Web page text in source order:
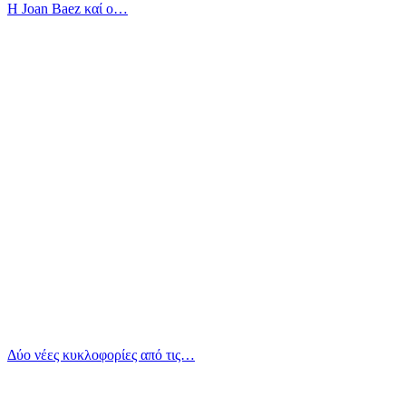
Η Joan Baez καί ο…
Δύο νέες κυκλοφορίες από τις…